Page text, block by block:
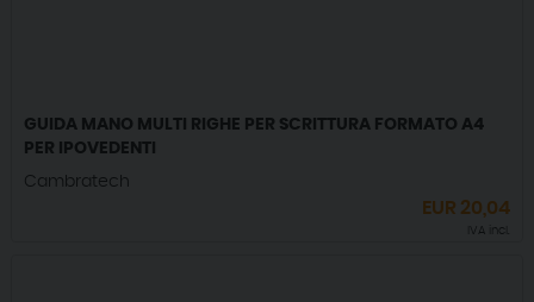
GUIDA MANO MULTI RIGHE PER SCRITTURA FORMATO A4
PER IPOVEDENTI
Cambratech
EUR 20,04
IVA incl.